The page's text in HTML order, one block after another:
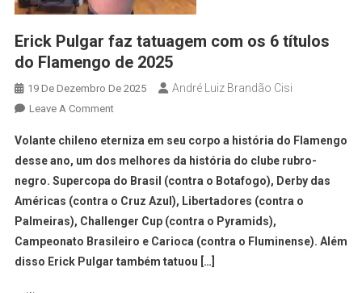
Erick Pulgar faz tatuagem com os 6 títulos
do Flamengo de 2025
19 De Dezembro De 2025 André Luiz Brandão Cisi
Leave A Comment
Volante chileno eterniza em seu corpo a história do Flamengo
desse ano, um dos melhores da história do clube rubro-
negro. Supercopa do Brasil (contra o Botafogo), Derby das
Américas (contra o Cruz Azul), Libertadores (contra o
Palmeiras), Challenger Cup (contra o Pyramids),
Campeonato Brasileiro e Carioca (contra o Fluminense). Além
disso Erick Pulgar também tatuou […]